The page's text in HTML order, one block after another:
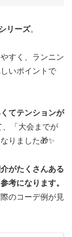
リーズ。
すく、ランニン
いポイントで
てテンションが
、「大会までが
りました🎁✨
がたくさんある
考になります。
のコーデ例が見